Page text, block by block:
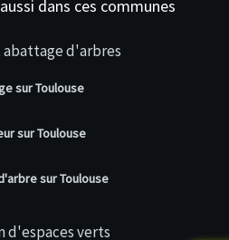
dans ces communes
abattage d'arbres
sur Toulouse
sur Toulouse
sur Toulouse
d'espaces verts